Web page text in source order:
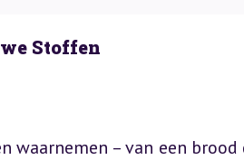
Stoffen
waarnemen – van een